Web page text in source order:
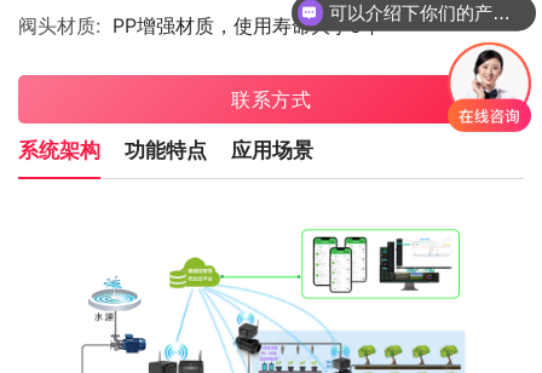
阀头材质: PP增强材质，使用寿命大于5年
联系方式
系统架构 功能特点 应用场景
可以介绍下你们的产品么